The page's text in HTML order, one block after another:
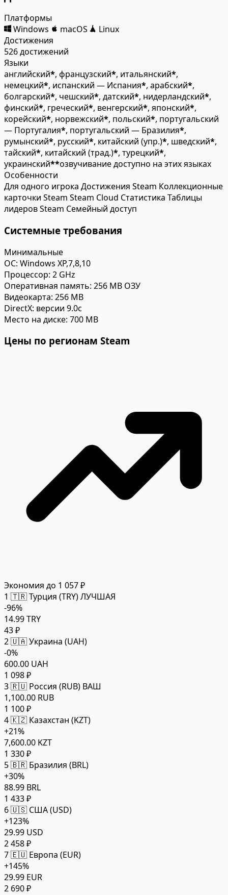
Платформы
Windows
macOS
Linux
Достижения
526 достижений
Языки
английский*, французский*, итальянский*,
немецкий*, испанский — Испания*, арабский*,
болгарский*, чешский*, датский*, нидерландский*,
финский*, греческий*, венгерский*, японский*,
корейский*, норвежский*, польский*, португальский
— Португалия*, португальский — Бразилия*,
румынский*, русский*, китайский (упр.)*, шведский*,
тайский*, китайский (трад.)*, турецкий*,
украинский**озвучивание доступно на этих языках
Особенности
Для одного игрока Достижения Steam Коллекционные
карточки Steam Steam Cloud Статистика Таблицы
лидеров Steam Семейный доступ
Системные требования
Минимальные
ОС: Windows XP,7,8,10
Процессор: 2 GHz
Оперативная память: 256 MB ОЗУ
Видеокарта: 256 MB
DirectX: версии 9.0c
Место на диске: 700 MB
Цены по регионам Steam
Экономия до 1 057 ₽
1 🇹🇷 Турция (TRY)ЛУЧШАЯ
-96%
14.99 TRY
43 ₽
2🇺🇦 Украина (UAH)
-0%
600.00 UAH
1 098 ₽
3🇷🇺 Россия (RUB) ВАШ
1,100.00 RUB
1 100 ₽
4🇰🇿 Казахстан (KZT)
+21%
7,600.00 KZT
1 330 ₽
5🇧🇷 Бразилия (BRL)
+30%
88.99 BRL
1 433 ₽
6🇺🇸 США (USD)
+123%
29.99 USD
2 458 ₽
7🇪🇺 Европа (EUR)
+145%
29.99 EUR
2 690 ₽